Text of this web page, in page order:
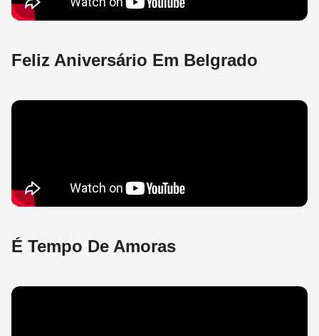
Feliz Aniversário Em Belgrado
É Tempo De Amoras